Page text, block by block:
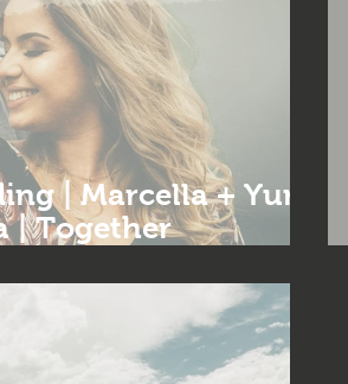
| Marcella + Yuri |
| Together